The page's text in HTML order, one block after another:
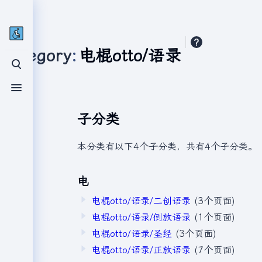
打开/关闭搜索
打开/关闭菜单
Category: 电棍otto/语录
子分类
本分类有以下4个子分类，共有4个子分类。
电
电棍otto/语录/二创语录 (3个页面)
电棍otto/语录/倒放语录 (1个页面)
电棍otto/语录/圣经 (3个页面)
电棍otto/语录/正放语录 (7个页面)